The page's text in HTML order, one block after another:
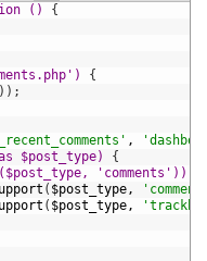
() {
{
) ) ;
,
$post_type) {
'comments'))
( $post_type,
( $post_type,